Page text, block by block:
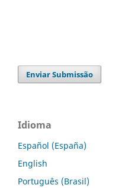
Enviar Submissão
Idioma
Español (España)
English
Português (Brasil)